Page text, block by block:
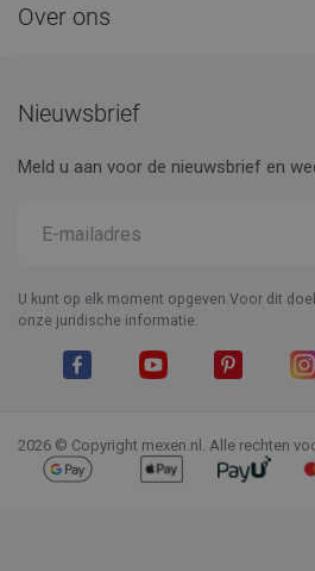
Over ons
Nieuwsbrief
Meld u aan voor de nieuwsbrief en
U kunt op elk moment opgeven.Voor dit
onze juridische informatie.
2026 © Copyright mexen.nl. Alle rechten